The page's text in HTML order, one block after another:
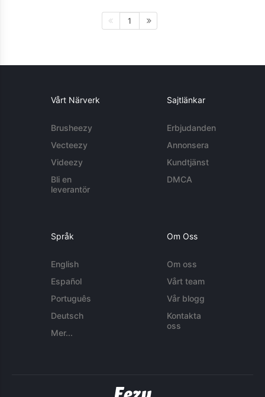
1
Vårt Närverk
Brusheezy
Vecteezy
Videezy
Bli en
leverantör
Sajtlänkar
Erbjudanden
Annonsera
Kundtjänst
DMCA
Språk
English
Español
Português
Deutsch
Mer...
Om Oss
Om oss
Vårt team
Vår blogg
Kontakta
oss